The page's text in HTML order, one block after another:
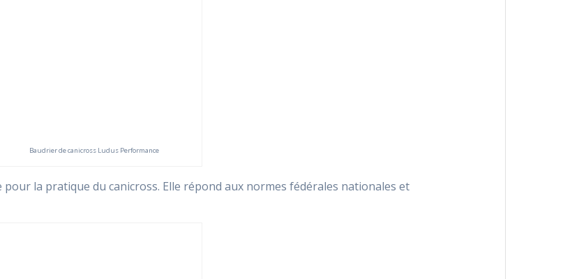
Baudrier de canicross Ludus Performance
pour la pratique du canicross. Elle répond aux normes fédérales nationales et